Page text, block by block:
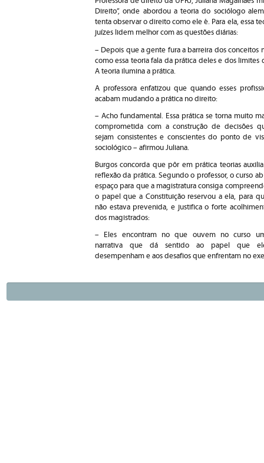
Direito”, onde abordou a teoria do sociólogo
tenta observar o direito como ele é. Para ela, essa
juízes lidem melhor com as questões diárias:
– Depois que a gente fura a barreira dos
como essa teoria fala da prática deles e dos
A teoria ilumina a prática.
A professora enfatizou que quando esses
acabam mudando a prática no direito:
– Acho fundamental. Essa prática se torna muito
comprometida com a construção de decisões
sejam consistentes e conscientes do ponto de
sociológico – afirmou Juliana.
Burgos concorda que pôr em prática teorias
reflexão da prática. Segundo o professor, o curso
espaço para que a magistratura consiga
o papel que a Constituição reservou a ela, para
não estava prevenida, e justifica o forte
dos magistrados:
– Eles encontram no que ouvem no curso
narrativa que dá sentido ao papel que
desempenham e aos desafios que enfrentam no